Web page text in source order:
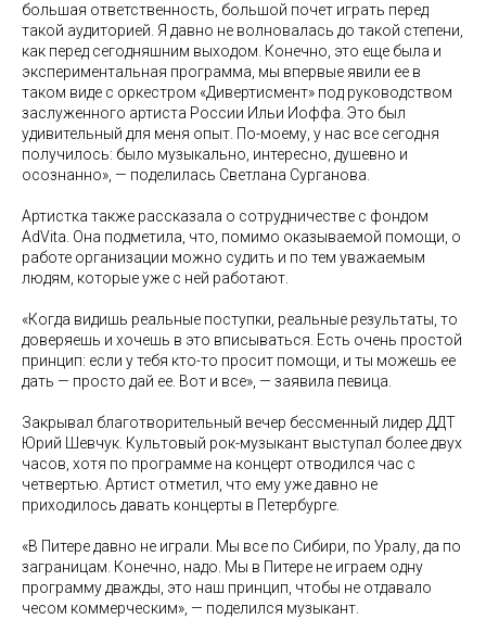
большая ответственность, большой почет играть перед
такой аудиторией. Я давно не волновалась до такой степени,
как перед сегодняшним выходом. Конечно, это еще была и
экспериментальная программа, мы впервые явили ее в
таком виде с оркестром «Дивертисмент» под руководством
заслуженного артиста России Ильи Иоффа. Это был
удивительный для меня опыт. По-моему, у нас все сегодня
получилось: было музыкально, интересно, душевно и
осознанно», — поделилась Светлана Сурганова.
Артистка также рассказала о сотрудничестве с фондом
AdVita. Она подметила, что, помимо оказываемой помощи, о
работе организации можно судить и по тем уважаемым
людям, которые уже с ней работают.
«Когда видишь реальные поступки, реальные результаты, то
доверяешь и хочешь в это вписываться. Есть очень простой
принцип: если у тебя кто-то просит помощи, и ты можешь ее
дать — просто дай ее. Вот и все», — заявила певица.
Закрывал благотворительный вечер бессменный лидер ДДТ
Юрий Шевчук. Культовый рок-музыкант выступал более двух
часов, хотя по программе на концерт отводился час с
четвертью. Артист отметил, что ему уже давно не
приходилось давать концерты в Петербурге.
«В Питере давно не играли. Мы все по Сибири, по Уралу, да по
заграницам. Конечно, надо. Мы в Питере не играем одну
программу дважды, это наш принцип, чтобы не отдавало
чесом коммерческим», — поделился музыкант.